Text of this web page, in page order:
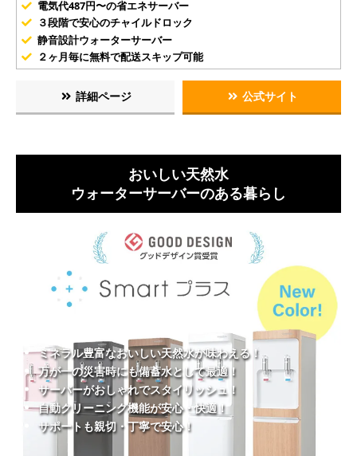
電気代487円〜の省エネサーバー
３段階で安心のチャイルドロック
静音設計ウォーターサーバー
２ヶ月毎に無料で配送スキップ可能
詳細ページ 公式サイト
おいしい天然水
ウォーターサーバーのある暮らし
ミネラル豊富なおいしい天然水が味わえる！
万が一の災害時にも備蓄水として最適！
サーバーがおしゃれでスタイリッシュ！
自動クリーニング機能が安心・快適！
サポートも親切・丁寧で安心！